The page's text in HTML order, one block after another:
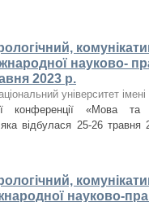
науково-
2023 р.
університет імені
конференції «Мова та
відбулася 25-26
науково-